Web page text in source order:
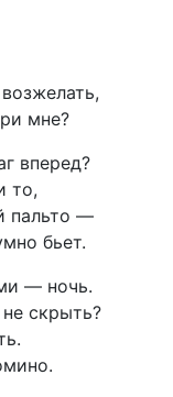
мне?
вперед?
то,
пальто —
бьет.
— ночь.
скрыть?